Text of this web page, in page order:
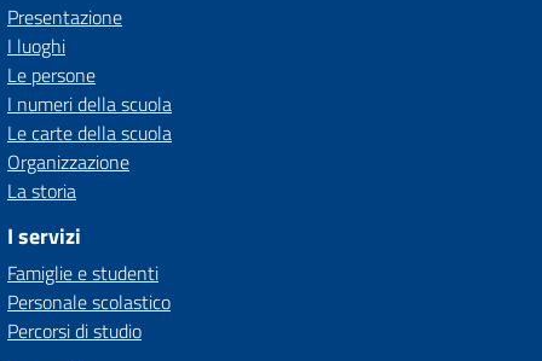
Presentazione
I luoghi
Le persone
I numeri della scuola
Le carte della scuola
Organizzazione
La storia
I servizi
Famiglie e studenti
Personale scolastico
Percorsi di studio